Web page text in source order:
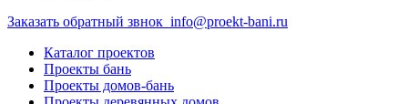
Заказать обратный звнок info@proekt-bani.ru
Каталог проектов
Проекты бань
Проекты домов-бань